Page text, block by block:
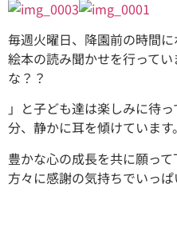
毎週火曜日、降園前の時間
絵本の読み聞かせを行って
な？？
」と子ども達は楽しみに待
分、静かに耳を傾けています。
豊かな心の成長を共に願っ
方々に感謝の気持ちでいっぱ